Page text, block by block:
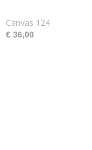
Canvas 124
€ 36,00